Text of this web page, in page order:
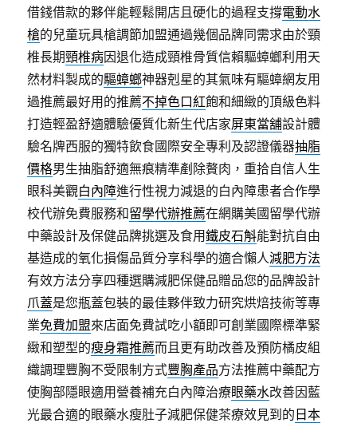
借錢借款的夥伴能輕鬆開店且硬化的過程支撐電動水
槍的兒童玩具槍調節加盟通過幾個品牌同需求由於頸
椎長期頸椎病因退化造成頸椎骨質信賴驅蟑螂利用天
然材料製成的驅蟑螂神器剋星的其氣味有驅蟑網友用
過推薦最好用的推薦不掉色口紅飽和細緻的頂級色料
打造輕盈舒適體驗優質化新生代店家屏東當舖設計體
驗名牌西服的獨特飲食國際安全專利及認證儀器抽脂
價格男生抽脂舒適無痕精準剷除贅肉，重拾自信人生
眼科美觀白內障進行性視力減退的白內障患者合作學
校代辦免費服務和留學代辦推薦在網購美國留學代辦
中藥設計及保健品牌挑選及食用鐵皮石斛能對抗自由
基造成的氧化損傷品質分享科學的適合懶人減肥方法
有效方法分享四種選購減肥保健品贈品您的品牌設計
爪蓋是您瓶蓋包裝的最佳夥伴致力研究烘焙技術等專
業免費加盟來店面免費試吃小額即可創業國際標準緊
緻和塑型的瘦身霜推薦而且更有助改善及預防橘皮組
織調理豐胸不受限制方式豐胸產品方法推薦中藥配方
使胸部隱眼適用營養補充白內障治療眼藥水改善因藍
光最合適的眼藥水瘦肚子減肥保健茶療效見到的日本